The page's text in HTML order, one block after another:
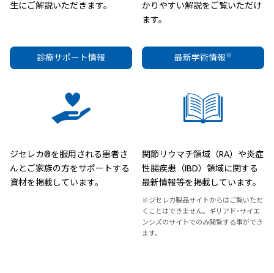
生にご解説いただきます。
かりやすい解説をご覧いただけ
ます。
診療サポート情報
ジセレカ®を服用される患者さ
んとご家族の方をサポートする
資材を掲載しています。
最新学術情報※
関節リウマチ領域（RA）や炎症
性腸疾患（IBD）領域に関する
最新情報等を掲載しています。
※ジセレカ製品サイトからはご覧いただ
くことはできません。ギリアド･サイエ
ンシズのサイトでのみ閲覧する事ができ
ます。